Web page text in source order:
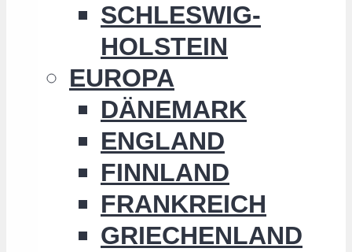
SCHLESWIG-
HOLSTEIN
EUROPA
DÄNEMARK
ENGLAND
FINNLAND
FRANKREICH
GRIECHENLAND